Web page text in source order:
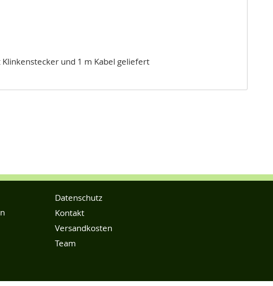
und 1 m Kabel geliefert
Datenschutz
Kontakt
Versandkosten
Team